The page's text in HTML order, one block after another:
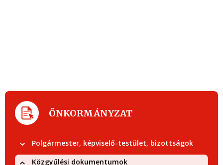
ÖNKORMÁNYZAT
Polgármester, képviselő-testület, bizottságok
Közgyűlési dokumentumok